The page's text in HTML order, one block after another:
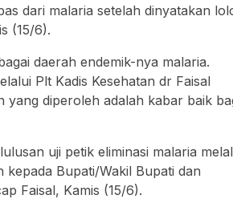
dari malaria setelah dinyatakan
(15/6).
daerah endemik-nya malaria.
Plt Kadis Kesehatan dr Faisal
yang diperoleh adalah kabar baik
uji petik eliminasi malaria
Bupati/Wakil Bupati dan
Faisal, Kamis (15/6).